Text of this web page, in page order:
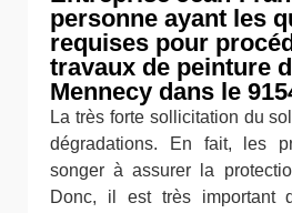
personne ayant les
requises pour
travaux de peinture
Mennecy dans le
La très forte sollicitation du
dégradations. En fait, les
songer à assurer la
Donc, il est très important